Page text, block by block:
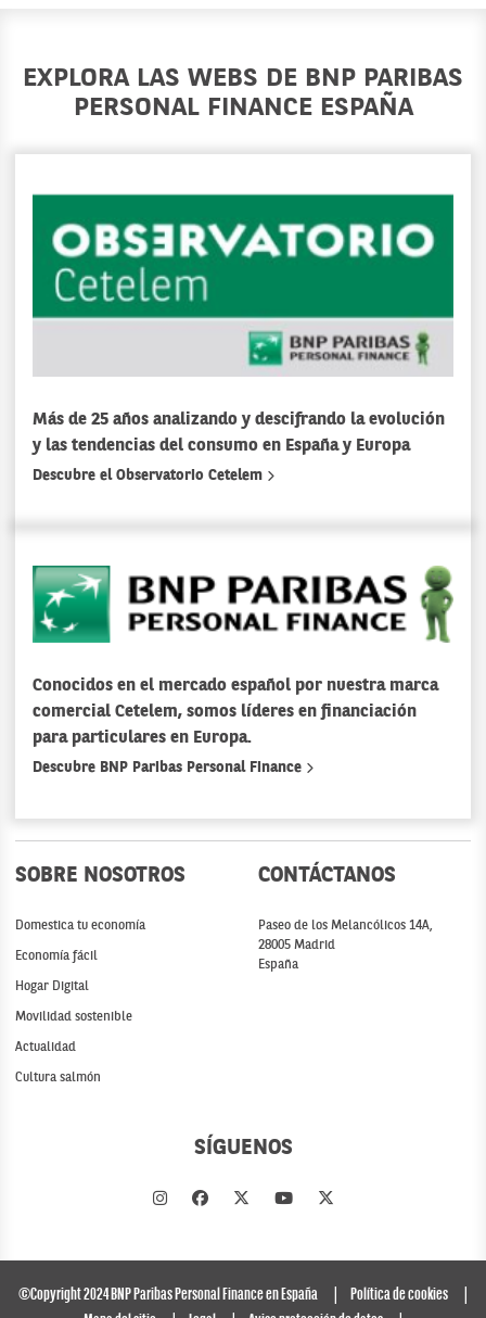
EXPLORA LAS WEBS DE BNP PARIBAS
PERSONAL FINANCE ESPAÑA
Más de 25 años analizando y descifrando la evolución
y las tendencias del consumo en España y Europa
Descubre el Observatorio Cetelem
Conocidos en el mercado español por nuestra marca
comercial Cetelem, somos líderes en financiación
para particulares en Europa.
Descubre BNP Paribas Personal Finance
SOBRE NOSOTROS
Domestica tu economía
Economía fácil
Hogar Digital
Movilidad sostenible
Actualidad
Cultura salmón
CONTÁCTANOS
Paseo de los Melancólicos 14A,
28005 Madrid
España
SÍGUENOS
©Copyright 2024 BNP Paribas Personal Finance en España
Política de cookies